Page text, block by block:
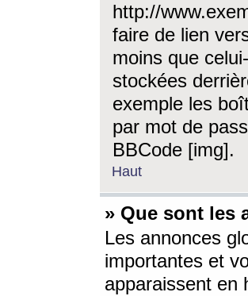
http://
faire de lien
moins que
stockées
exemple les
par mot de
BBCode [img].
Haut
» Que sont les
Les annonces
importantes et
apparaissent en